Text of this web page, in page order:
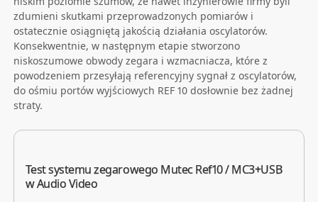
zdumieni skutkami przeprowadzonych pomiarów i
ostatecznie osiągniętą jakością działania oscylatorów.
Konsekwentnie, w następnym etapie stworzono
niskoszumowe obwody zegara i wzmacniacza, które z
powodzeniem przesyłają referencyjny sygnał z oscylatorów,
do ośmiu portów wyjściowych REF 10 dosłownie bez żadnej
straty.
Test systemu zegarowego Mutec Ref10 / MC3+USB
w Audio Video